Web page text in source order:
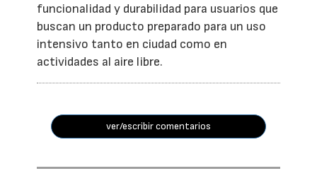
funcionalidad y durabilidad para usuarios que
buscan un producto preparado para un uso
intensivo tanto en ciudad como en
actividades al aire libre.
ver/escribir comentarios